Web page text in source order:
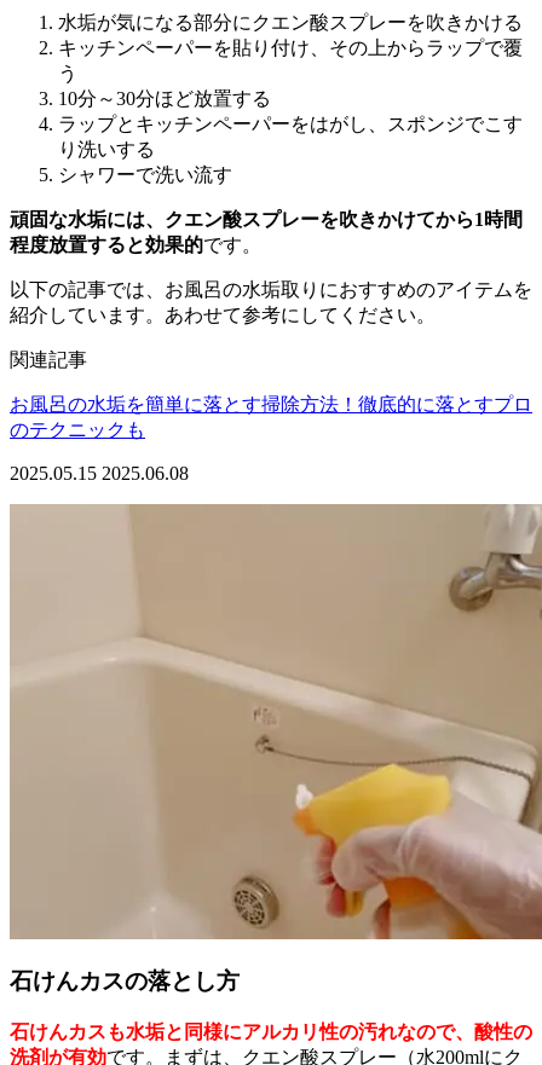
水垢が気になる部分にクエン酸スプレーを吹きかける
キッチンペーパーを貼り付け、その上からラップで覆
う
10分～30分ほど放置する
ラップとキッチンペーパーをはがし、スポンジでこす
り洗いする
シャワーで洗い流す
頑固な水垢には、クエン酸スプレーを吹きかけてから1時間
程度放置すると効果的です。
以下の記事では、お風呂の水垢取りにおすすめのアイテムを
紹介しています。あわせて参考にしてください。
関連記事
お風呂の水垢を簡単に落とす掃除方法！徹底的に落とすプロ
のテクニックも
2025.05.15 2025.06.08
石けんカスの落とし方
石けんカスも水垢と同様にアルカリ性の汚れなので、酸性の
洗剤が有効です。まずは、クエン酸スプレー（水200mlにク